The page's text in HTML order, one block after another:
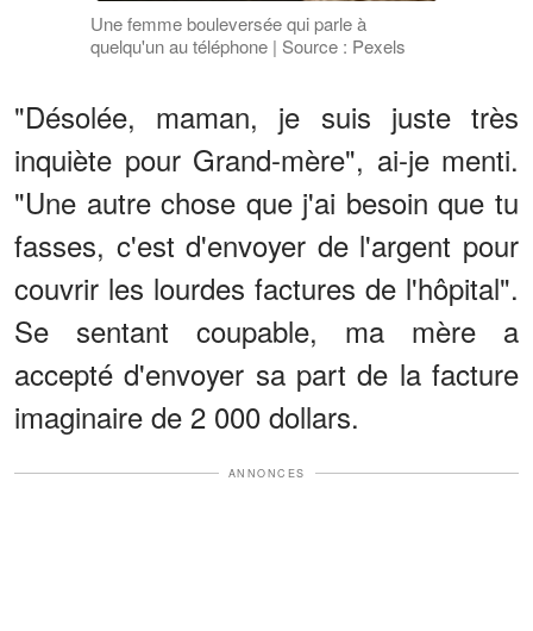
Une femme bouleversée qui parle à
quelqu'un au téléphone | Source : Pexels
"Désolée, maman, je suis juste très
inquiète pour Grand-mère", ai-je menti.
"Une autre chose que j'ai besoin que tu
fasses, c'est d'envoyer de l'argent pour
couvrir les lourdes factures de l'hôpital".
Se sentant coupable, ma mère a
accepté d'envoyer sa part de la facture
imaginaire de 2 000 dollars.
ANNONCES